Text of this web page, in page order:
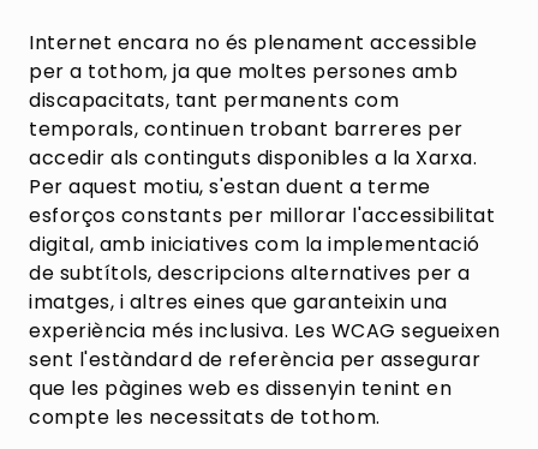
Internet encara no és plenament accessible
per a tothom, ja que moltes persones amb
discapacitats, tant permanents com
temporals, continuen trobant barreres per
accedir als continguts disponibles a la Xarxa.
Per aquest motiu, s'estan duent a terme
esforços constants per millorar l'accessibilitat
digital, amb iniciatives com la implementació
de subtítols, descripcions alternatives per a
imatges, i altres eines que garanteixin una
experiència més inclusiva. Les WCAG segueixen
sent l'estàndard de referència per assegurar
que les pàgines web es dissenyin tenint en
compte les necessitats de tothom.